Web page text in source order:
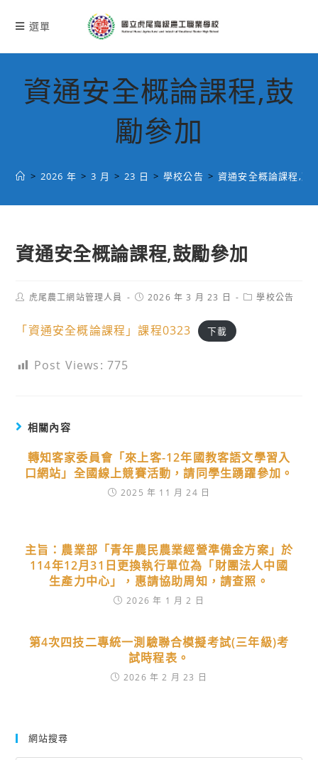
選單
資通安全概論課程,鼓
勵參加
> 2026 年 > 3 月 > 23 日 > 學校公告 > 資通安全概論課程,鼓
資通安全概論課程,鼓勵參加
Post虎尾農工網站管理人員
Post2026 年 3 月 23 日
Post學校公告
「資通安全概論課程」課程0323 下載
Post Views: 775
相關內容
轉知客家委員會「來上客-12年國教客語文學習入
口網站」全國線上競賽活動，請同學生踴躍參加。
2025 年 11 月 24 日
主旨：農業部「青年農民農業經營準備金方案」於
114年12月31日更換執行單位為「財團法人中國
生產力中心」，惠請協助周知，請查照。
2026 年 1 月 2 日
第4次四技二專統一測驗聯合模擬考試(三年級)考
試時程表。
2026 年 2 月 23 日
網站搜尋